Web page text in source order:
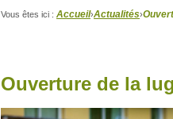
Vous êtes ici : Accueil›Actualités›
Ouverture de la